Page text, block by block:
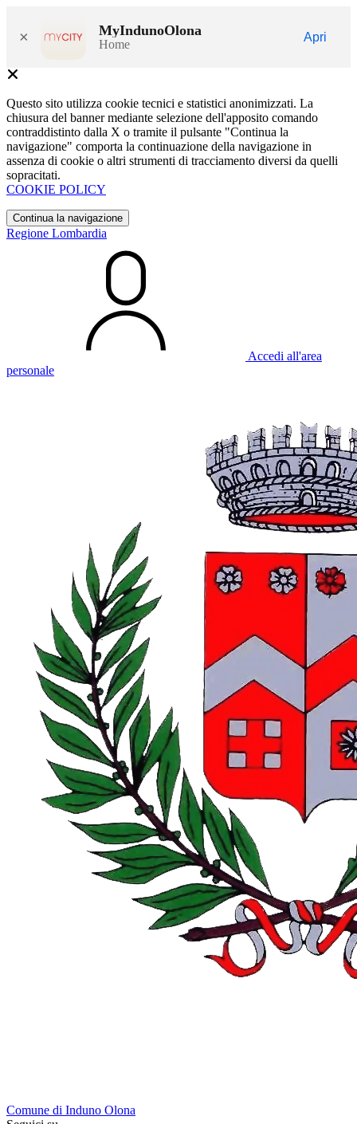
× MyIndunoOlona
Home
Apri
Questo sito utilizza cookie tecnici e statistici anonimizzati. La
chiusura del banner mediante selezione dell'apposito comando
contraddistinto dalla X o tramite il pulsante "Continua la
navigazione" comporta la continuazione della navigazione in
assenza di cookie o altri strumenti di tracciamento diversi da quelli
sopracitati.
COOKIE POLICY
Continua la navigazione
Regione Lombardia
Accedi all'area
personale
Comune di Induno Olona